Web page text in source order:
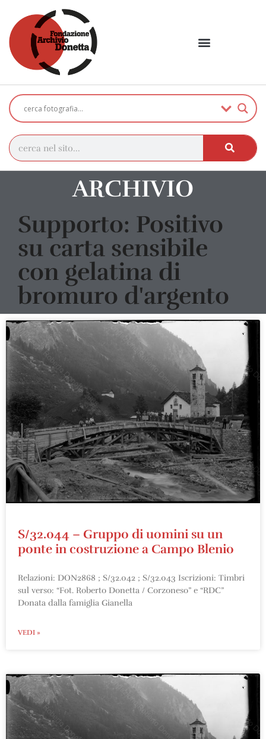
ARCHIVIO
Supporto: Positivo
su carta sensibile
con gelatina di
bromuro d'argento
S/32.044 – Gruppo di uomini su un
ponte in costruzione a Campo Blenio
Relazioni: DON2868 ; S/32.042 ; S/32.043 Iscrizioni: Timbri
sul verso: “Fot. Roberto Donetta / Corzoneso” e “RDC”
Donata dalla famiglia Gianella
VEDI »